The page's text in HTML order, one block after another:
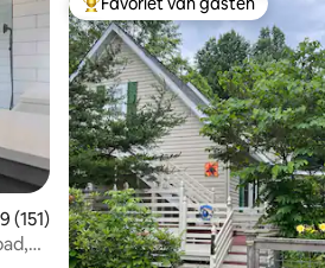
beoordeling van 4,99 op 5, 151
(151)
Topfavoriet van gasten